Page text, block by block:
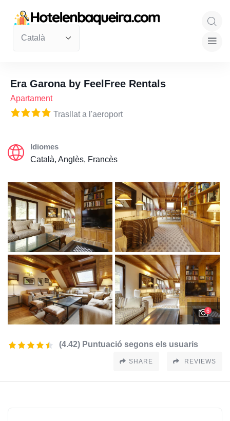
Era Garona by FeelFree Rentals
Apartament
Trasllat a l'aeroport
Idiomes
Català, Anglès, Francès
6
(4.42) Puntuació segons els usuaris
SHARE REVIEWS